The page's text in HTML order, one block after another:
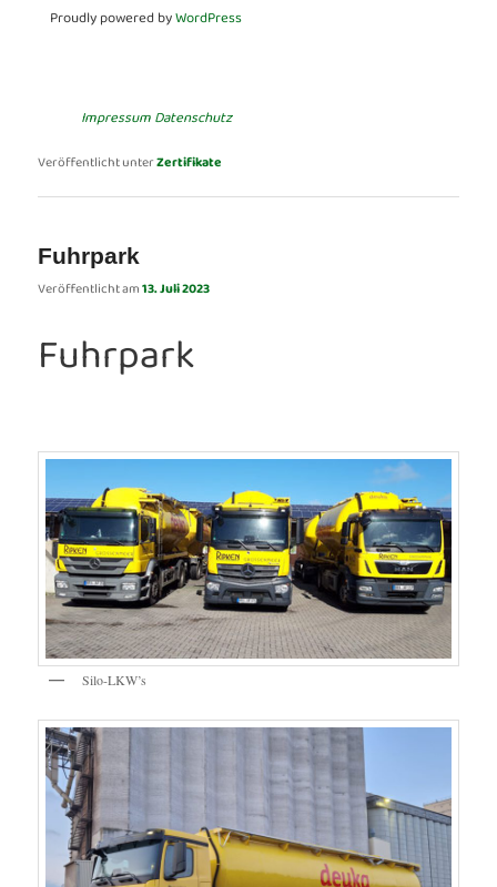
Proudly powered byWordPress
Impressum Datenschutz
Veröffentlicht unterZertifikate
Fuhrpark
Veröffentlicht am13. Juli 2023
Fuhrpark
Silo-LKW’s